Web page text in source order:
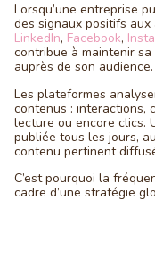
Lorsqu’une entreprise
des signaux positifs
LinkedIn, Facebook,
contribue à maintenir
auprès de son audience.
Les plateformes
contenus : interactions,
lecture ou encore clics.
publiée tous les jours,
contenu pertinent
C’est pourquoi la
cadre d’une stratégie